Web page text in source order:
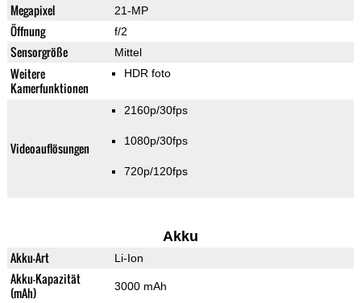
Megapixel 21-MP
Öffnung f/2
Sensorgröße Mittel
Weitere
Kamerfunktionen
HDR foto
Videoauflösungen
2160p/30fps
1080p/30fps
720p/120fps
Akku
Akku-Art Li-Ion
Akku-Kapazität
(mAh)
3000 mAh